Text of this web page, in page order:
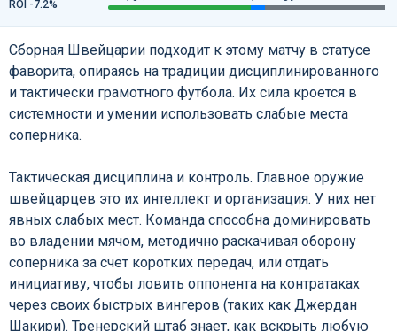
ROI -7.2%
Сборная Швейцарии подходит к этому матчу в статусе
фаворита, опираясь на традиции дисциплинированного
и тактически грамотного футбола. Их сила кроется в
системности и умении использовать слабые места
соперника.
Тактическая дисциплина и контроль. Главное оружие
швейцарцев это их интеллект и организация. У них нет
явных слабых мест. Команда способна доминировать
во владении мячом, методично раскачивая оборону
соперника за счет коротких передач, или отдать
инициативу, чтобы ловить оппонента на контратаках
через своих быстрых вингеров (таких как Джердан
Шакири). Тренерский штаб знает, как вскрыть любую